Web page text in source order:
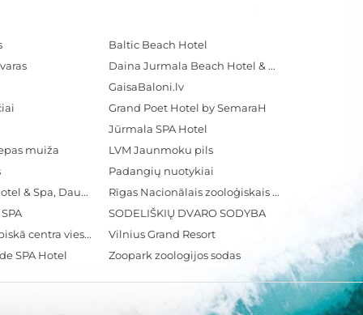
Baltic Beach Hotel
Daina Jurmala Beach Hotel & SPA
GaisaBaloni.lv
Grand Poet Hotel by SemaraH
Jūrmala SPA Hotel
muiža
LVM Jaunmoku pils
Padangių nuotykiai
Radisson Blu Hotel & Spa, Daugava Riga
Rīgas Nacionālais zooloģiskais dārzs
SODELIŠKIŲ DVARO SODYBA
Ventspils Olimpiskā centra viesnīca
Vilnius Grand Resort
SPA Hotel
Zoopark zoologijos sodas